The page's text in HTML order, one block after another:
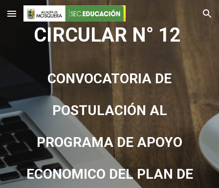
Skip to main content Skip to navigation
CIRCULAR N° 12
CONVOCATORIA DE
POSTULACIÓN AL
PROGRAMA DE APOYO
ECONOMICO DEL PLAN DE